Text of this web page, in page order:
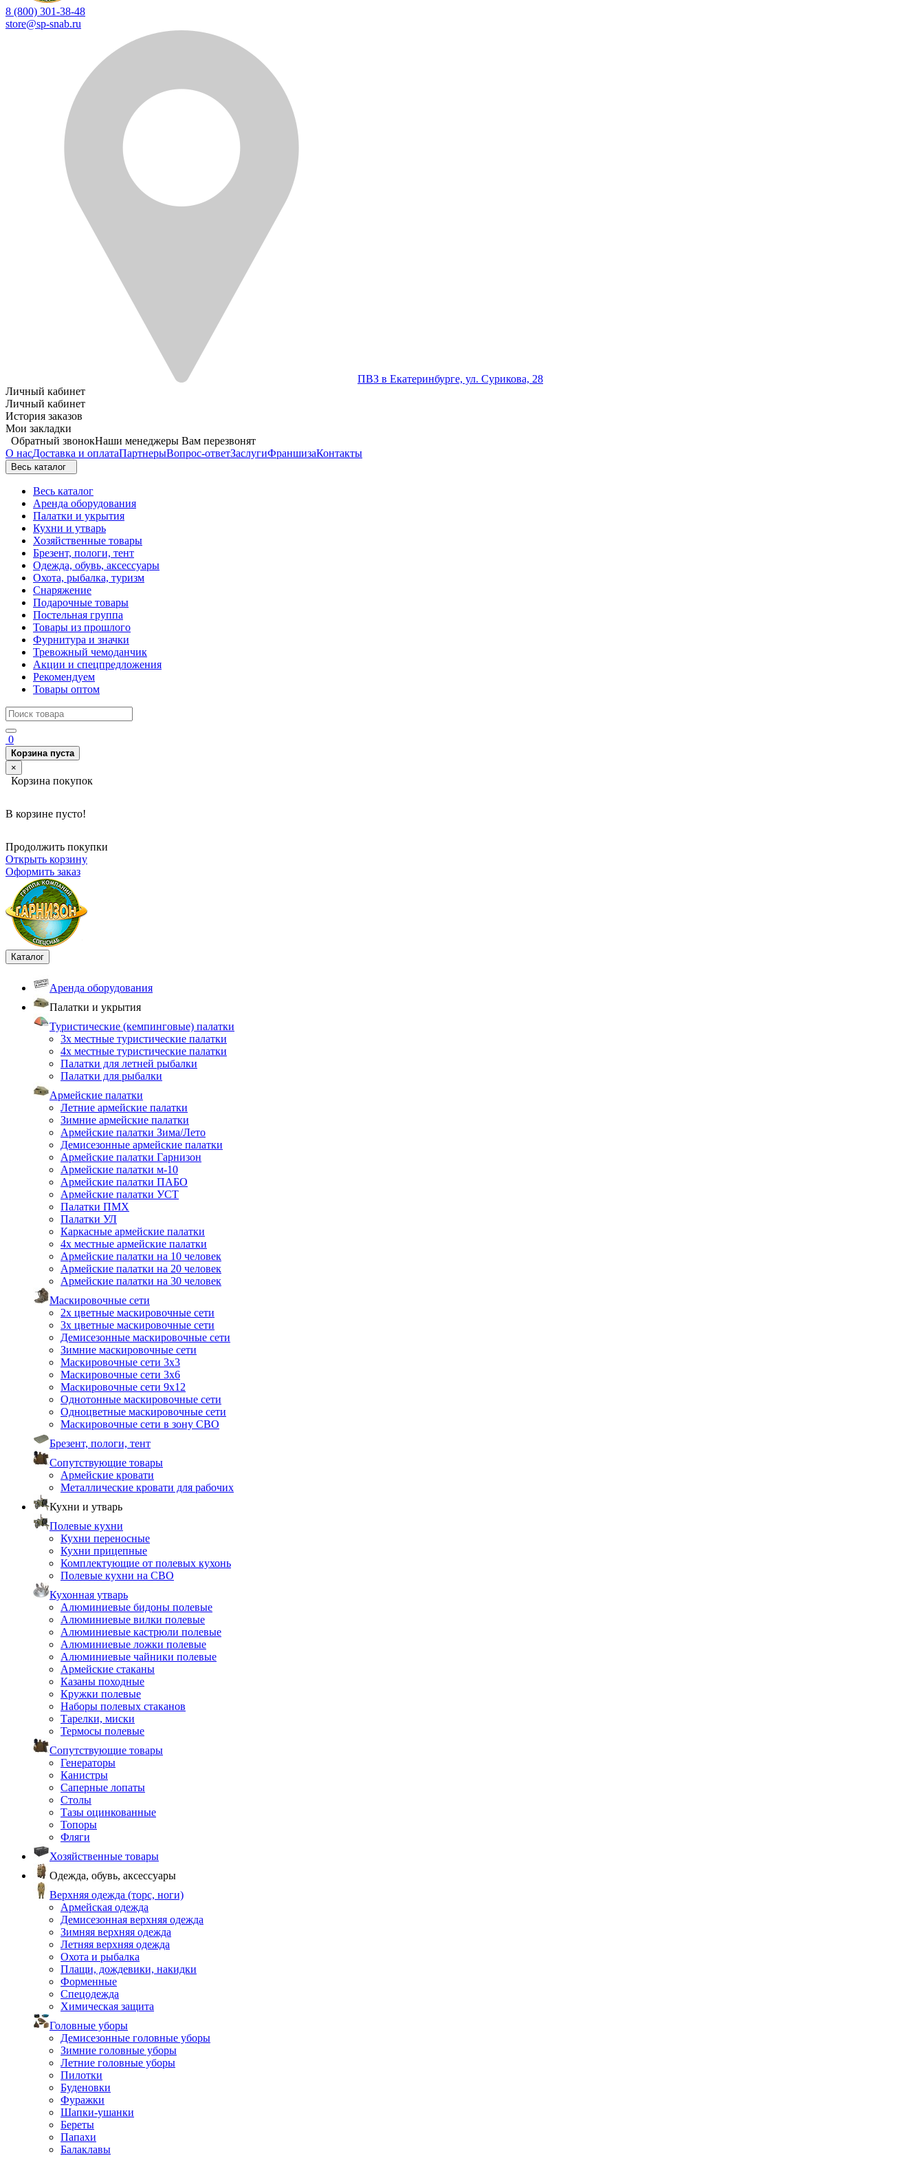
8 (800) 301-38-48
store@sp-snab.ru
ПВЗ в Екатеринбурге, ул. Сурикова, 28
Личный кабинет
Личный кабинет
История заказов
Мои закладки
Обратный звонокНаши менеджеры Вам перезвонят
О насДоставка и оплатаПартнерыВопрос-ответЗаслугиФраншизаКонтакты
Весь каталог
Весь каталог
Аренда оборудования
Палатки и укрытия
Кухни и утварь
Хозяйственные товары
Брезент, пологи, тент
Одежда, обувь, аксессуары
Охота, рыбалка, туризм
Снаряжение
Подарочные товары
Постельная группа
Товары из прошлого
Фурнитура и значки
Тревожный чемоданчик
Акции и спецпредложения
Рекомендуем
Товары оптом
0
Корзина пуста
×
Корзина покупок
В корзине пусто!
Продолжить покупки
Открыть корзину
Оформить заказ
Каталог
Аренда оборудования
Палатки и укрытия
Туристические (кемпинговые) палатки
3х местные туристические палатки
4х местные туристические палатки
Палатки для летней рыбалки
Палатки для рыбалки
Армейские палатки
Летние армейские палатки
Зимние армейские палатки
Армейские палатки Зима/Лето
Демисезонные армейские палатки
Армейские палатки Гарнизон
Армейские палатки м-10
Армейские палатки ПАБО
Армейские палатки УСТ
Палатки ПМХ
Палатки УЛ
Каркасные армейские палатки
4х местные армейские палатки
Армейские палатки на 10 человек
Армейские палатки на 20 человек
Армейские палатки на 30 человек
Маскировочные сети
2х цветные маскировочные сети
3х цветные маскировочные сети
Демисезонные маскировочные сети
Зимние маскировочные сети
Маскировочные сети 3х3
Маскировочные сети 3х6
Маскировочные сети 9х12
Однотонные маскировочные сети
Одноцветные маскировочные сети
Маскировочные сети в зону СВО
Брезент, пологи, тент
Сопутствующие товары
Армейские кровати
Металлические кровати для рабочих
Кухни и утварь
Полевые кухни
Кухни переносные
Кухни прицепные
Комплектующие от полевых кухонь
Полевые кухни на СВО
Кухонная утварь
Алюминиевые бидоны полевые
Алюминиевые вилки полевые
Алюминиевые кастрюли полевые
Алюминиевые ложки полевые
Алюминиевые чайники полевые
Армейские стаканы
Казаны походные
Кружки полевые
Наборы полевых стаканов
Тарелки, миски
Термосы полевые
Сопутствующие товары
Генераторы
Канистры
Саперные лопаты
Столы
Тазы оцинкованные
Топоры
Фляги
Хозяйственные товары
Одежда, обувь, аксессуары
Верхняя одежда (торс, ноги)
Армейская одежда
Демисезонная верхняя одежда
Зимняя верхняя одежда
Летняя верхняя одежда
Охота и рыбалка
Плащи, дождевики, накидки
Форменные
Спецодежда
Химическая защита
Головные уборы
Демисезонные головные уборы
Зимние головные уборы
Летние головные уборы
Пилотки
Буденовки
Фуражки
Шапки-ушанки
Береты
Папахи
Балаклавы